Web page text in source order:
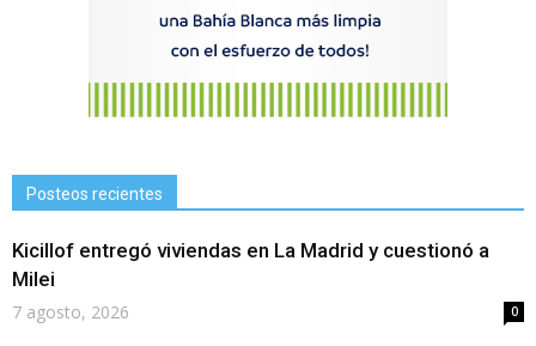
Posteos recientes
Kicillof entregó viviendas en La Madrid y cuestionó a
Milei
7 agosto, 2026 0